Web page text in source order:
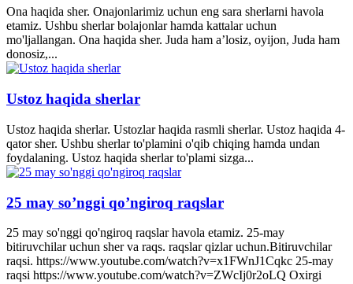
Ona haqida sher. Onajonlarimiz uchun eng sara sherlarni havola
etamiz. Ushbu sherlar bolajonlar hamda kattalar uchun
mo'ljallangan. Ona haqida sher. Juda ham a’losiz, oyijon, Juda ham
donosiz,...
Ustoz haqida sherlar
Ustoz haqida sherlar. Ustozlar haqida rasmli sherlar. Ustoz haqida 4-
qator sher. Ushbu sherlar to'plamini o'qib chiqing hamda undan
foydalaning. Ustoz haqida sherlar to'plami sizga...
25 may so’nggi qo’ngiroq raqslar
25 may so'nggi qo'ngiroq raqslar havola etamiz. 25-may
bitiruvchilar uchun sher va raqs. raqslar qizlar uchun.Bitiruvchilar
raqsi. https://www.youtube.com/watch?v=x1FWnJ1Cqkc 25-may
raqsi https://www.youtube.com/watch?v=ZWcIj0r2oLQ Oxirgi